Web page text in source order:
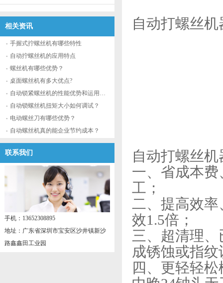
相关资讯
手握式拧螺丝机有哪些特性
自动拧螺丝机的应用特点
螺丝机有哪些优势？
桌面螺丝机有多大优点?
自动锁紧螺丝机的性能优势和运用流程
自动锁螺丝机扭矩大小如何调试？
电动螺丝刀有哪些优势？
自动螺丝机真的能企业节约成本？
联系我们
手机：13652308895
地址：广东省深圳市宝安区沙井镇新沙
路鑫鑫田工业园
自动打螺丝机
自动打螺丝
一、省成本
工；
二、提高效率
效1.5倍；
三、超清理
成锈蚀或指
四、更轻轻